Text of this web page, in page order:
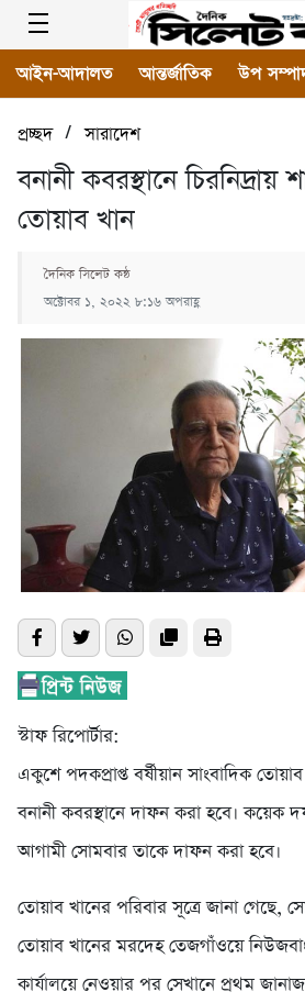
আইন-আদালত আন্তর্জাতিক উপ
প্রচ্ছদ/সারাদেশ
বনানী কবরস্থানে চিরনিদ্রায়
তোয়াব খান
দৈনিক সিলেট কন্ঠ
অক্টোবর ১, ২০২২ ৮:১৬ অপরাহ্ণ
স্টাফ রিপোর্টার:
একুশে পদকপ্রাপ্ত বর্ষীয়ান সাংবাদিক
বনানী কবরস্থানে দাফন করা হবে। কয়েক
আগামী সোমবার তাকে দাফন করা হবে।
তোয়াব খানের পরিবার সূত্রে জানা গেছে,
তোয়াব খানের মরদেহ তেজগাঁওয়ে
কার্যালয়ে নেওয়ার পর সেখানে প্রথম